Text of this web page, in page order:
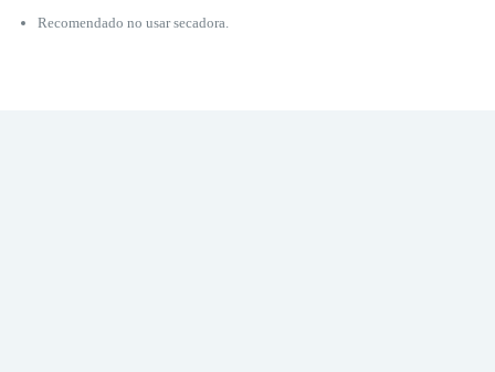
Recomendado no usar secadora.